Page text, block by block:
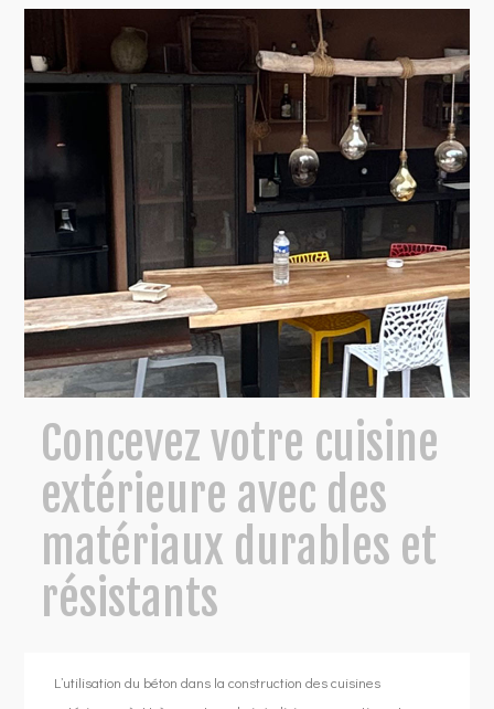
Concevez votre cuisine
extérieure avec des
matériaux durables et
résistants
L’utilisation du béton dans la construction des cuisines